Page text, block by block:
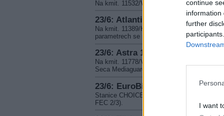
continue
information
further
I want
Na kmit. 11532/V byl odpojen TV kanál
23/6: Atlantic Bird 1 (12,5W):
Na kmit. 11389/H (SR 17252, FEC 5/6)
parametrech se naopak objevila stanice
23/6: Astra 1 (19,2E): TCM France
Na kmit. 11778/V byl filmový kanál TCM
Seca Mediaguard2.
23/6: EuroBird 1 (28,5E):
Stanice CHOICES UK opustila kmit. 11307/
FEC 2/3).